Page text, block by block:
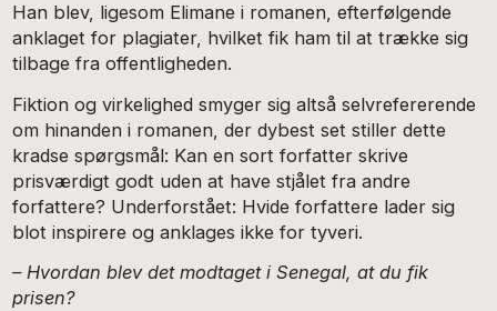
Han blev, ligesom Elimane i romanen, efterfølgende
anklaget for plagiater, hvilket fik ham til at trække sig
tilbage fra offentligheden.
Fiktion og virkelighed smyger sig altså selvrefererende
om hinanden i romanen, der dybest set stiller dette
kradse spørgsmål: Kan en sort forfatter skrive
prisværdigt godt uden at have stjålet fra andre
forfattere? Underforstået: Hvide forfattere lader sig
blot inspirere og anklages ikke for tyveri.
– Hvordan blev det modtaget i Senegal, at du fik
prisen?